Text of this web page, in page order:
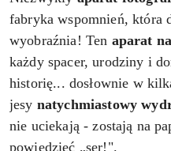
fabryka wspomnień, która
wyobraźnia! Ten aparat
każdy spacer, urodziny i
historię... dosłownie w
jesy natychmiastowy
nie uciekają - zostają na
powiedzieć „ser!".